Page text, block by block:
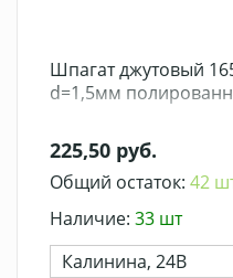
Шпагат джутовый
d=1,5мм
225,50 руб.
Общий остаток: 42
Наличие: 33 шт
Калинина, 24В